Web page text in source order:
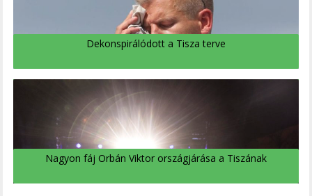
Dekonspirálódott a Tisza terve
Nagyon fáj Orbán Viktor országjárása a Tiszának